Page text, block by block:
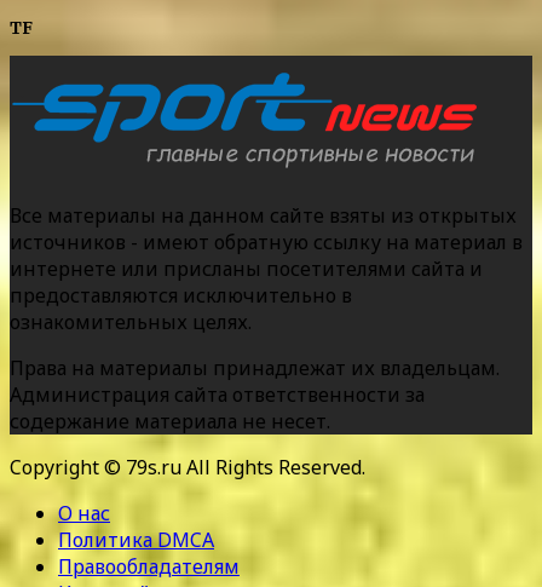
TF
Все материалы на данном сайте взяты из открытых
источников - имеют обратную ссылку на материал в
интернете или присланы посетителями сайта и
предоставляются исключительно в
ознакомительных целях.
Права на материалы принадлежат их владельцам.
Администрация сайта ответственности за
содержание материала не несет.
Copyright © 79s.ru All Rights Reserved.
О нас
Политика DMCA
Правообладателям